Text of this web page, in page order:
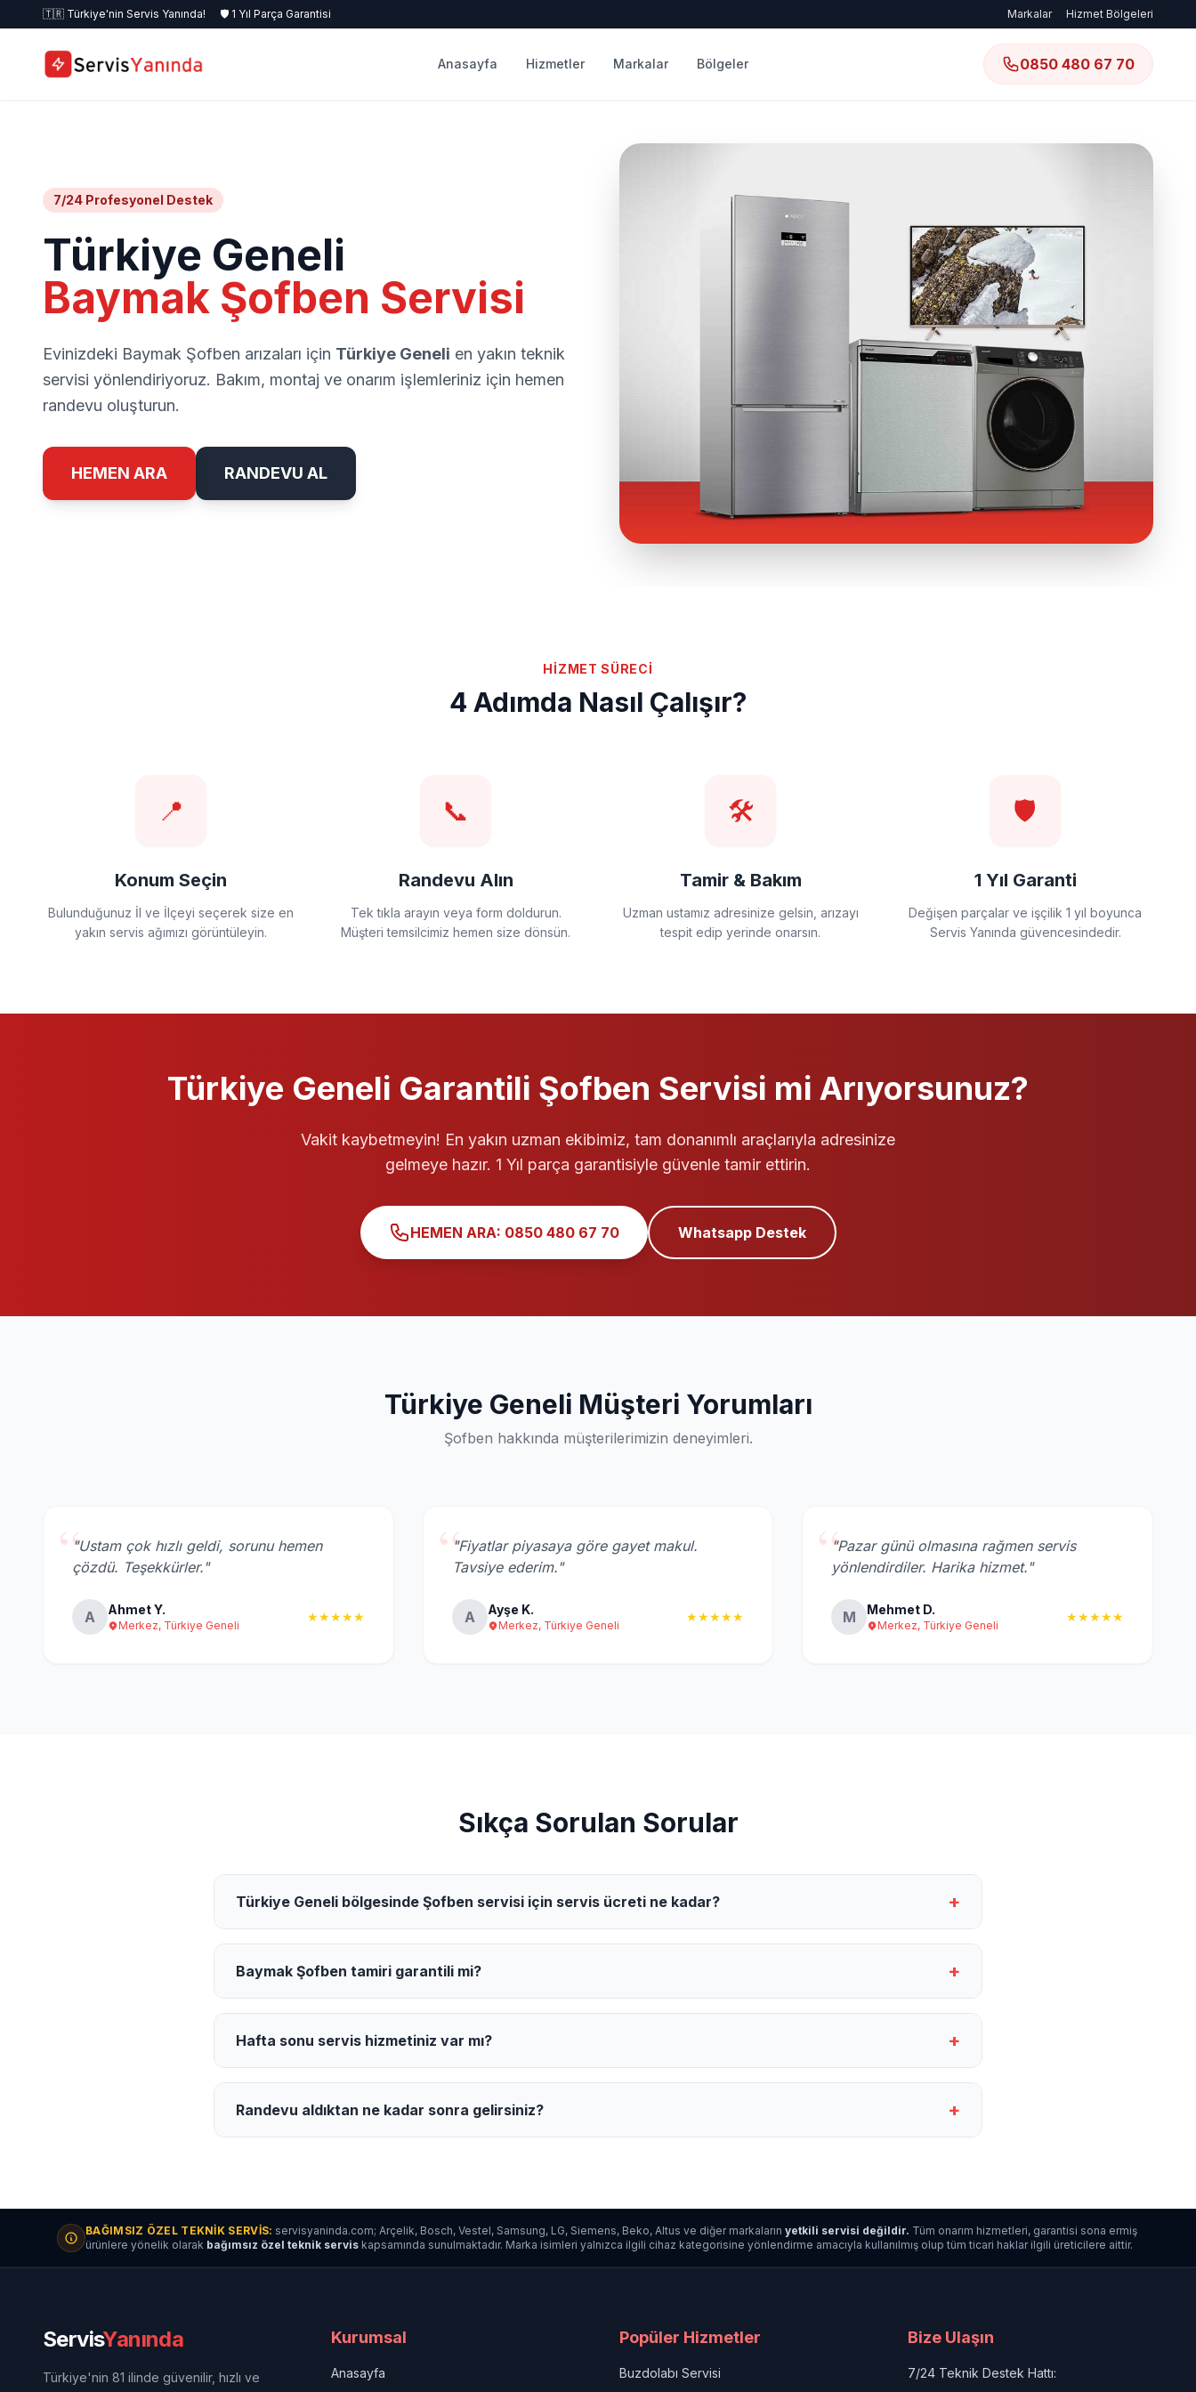
🇹🇷 Türkiye'nin Servis Yanında! 🛡️ 1 Yıl Parça Garantisi Markalar Hizmet Bölgeleri
Anasayfa Hizmetler Markalar Bölgeler 0850 480 67 70
7/24 Profesyonel Destek
Türkiye Geneli
Baymak Şofben Servisi
HEMEN ARA RANDEVU AL
Evinizdeki Baymak Şofben arızaları için Türkiye Geneli en yakın teknik
servisi yönlendiriyoruz. Bakım, montaj ve onarım işlemleriniz için hemen
randevu oluşturun.
HİZMET SÜRECİ
4 Adımda Nasıl Çalışır?
📍
Konum Seçin
Bulunduğunuz İl ve İlçeyi seçerek size en
yakın servis ağımızı görüntüleyin.
📞
Randevu Alın
Tek tıkla arayın veya form doldurun.
Müşteri temsilcimiz hemen size dönsün.
🛠️
Tamir & Bakım
Uzman ustamız adresinize gelsin, arızayı
tespit edip yerinde onarsın.
🛡️
1 Yıl Garanti
Değişen parçalar ve işçilik 1 yıl boyunca
Servis Yanında güvencesindedir.
Türkiye Geneli Garantili Şofben Servisi mi Arıyorsunuz?
Vakit kaybetmeyin! En yakın uzman ekibimiz, tam donanımlı araçlarıyla adresinize
gelmeye hazır. 1 Yıl parça garantisiyle güvenle tamir ettirin.
HEMEN ARA: 0850 480 67 70 Whatsapp Destek
Türkiye Geneli Müşteri Yorumları
Şofben hakkında müşterilerimizin deneyimleri.
“"Ustam çok hızlı geldi, sorunu hemen
çözdü. Teşekkürler."
A Ahmet Y.
Merkez, Türkiye Geneli
★★★★★
“"Fiyatlar piyasaya göre gayet makul.
Tavsiye ederim."
A Ayşe K.
Merkez, Türkiye Geneli
★★★★★
“"Pazar günü olmasına rağmen servis
yönlendirdiler. Harika hizmet."
M Mehmet D.
Merkez, Türkiye Geneli
★★★★★
Sıkça Sorulan Sorular
Türkiye Geneli bölgesinde Şofben servisi için servis ücreti ne kadar? +
Baymak Şofben tamiri garantili mi? +
Hafta sonu servis hizmetiniz var mı? +
Randevu aldıktan ne kadar sonra gelirsiniz? +
BAĞIMSIZ ÖZEL TEKNIK SERVIS: servisyaninda.com; Arçelik, Bosch, Vestel, Samsung, LG, Siemens, Beko, Altus ve diğer markalarınyetkili servisi değildir. Tüm onarım hizmetleri, garantisi sona ermiş
ürünlere yönelik olarak bağımsız özel teknik servis kapsamında sunulmaktadır. Marka isimleri yalnızca ilgili cihaz kategorisine yönlendirme amacıyla kullanılmış olup tüm ticari haklar ilgili üreticilere aittir.
ServisYanında
Türkiye'nin 81 ilinde güvenilir, hızlı ve
Kurumsal
Anasayfa
Popüler Hizmetler
Buzdolabı Servisi
Bize Ulaşın
7/24 Teknik Destek Hattı: